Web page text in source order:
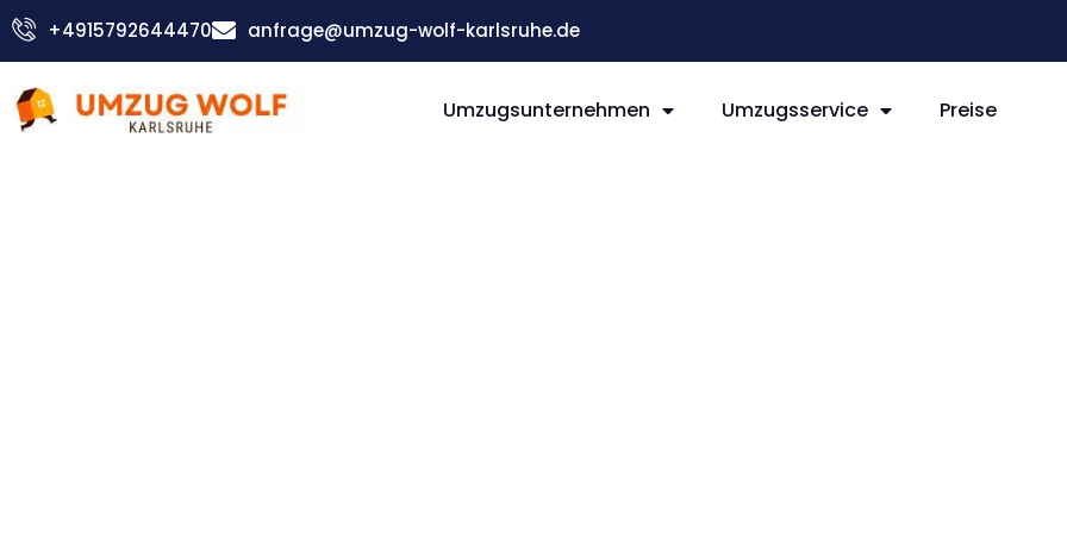
Zum
Inhalt
+4915792644470 anfrage@umzug-wolf-karlsruhe.de
Umzugsunternehmen Umzugsservice Preise